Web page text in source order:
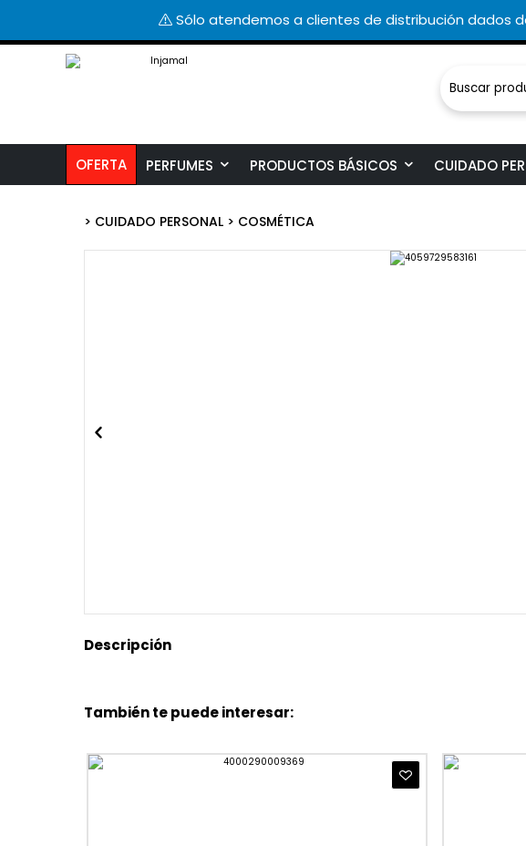
Sólo atendemos a clientes de distribución dados
OFERTA PERFUMES PRODUCTOS BÁSICOS CUIDADO
> CUIDADO PERSONAL > COSMÉTICA
Descripción
También te puede interesar: